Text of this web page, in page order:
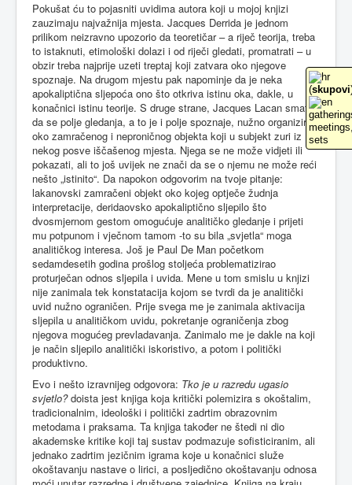
Pokušat ću to pojasniti uvidima autora koji u mojoj knjizi
zauzimaju najvažnija mjesta. Jacques Derrida je jednom
prilikom neizravno upozorio da teoretičar – a riječ teorija, treba
to istaknuti, etimološki dolazi i od riječi gledati, promatrati – u
obzir treba najprije uzeti treptaj koji zatvara oko njegove
spoznaje. Na drugom mjestu pak napominje da je neka
apokaliptična sljepoća ono što otkriva istinu oka, dakle, u
konačnici istinu teorije. S druge strane, Jacques Lacan smatra
da se polje gledanja, a to je i polje spoznaje, nužno organizira
oko zamračenog i neproničnog objekta koji u subjekt zuri iz
nekog posve iščašenog mjesta. Njega se ne može vidjeti ili
pokazati, ali to još uvijek ne znači da se o njemu ne može reći
nešto „istinito“. Da napokon odgovorim na tvoje pitanje:
lakanovski zamračeni objekt oko kojeg optječe žudnja
interpretacije, deridaovsko apokaliptično sljepilo što
dvosmjernom gestom omogućuje analitičko gledanje i prijeti
mu potpunom i vječnom tamom -to su bila „svjetla“ moga
analitičkog interesa. Još je Paul De Man početkom
sedamdesetih godina prošlog stoljeća problematizirao
proturječan odnos sljepila i uvida. Mene u tom smislu u knjizi
nije zanimala tek konstatacija kojom se tvrdi da je analitički
uvid nužno ograničen. Prije svega me je zanimala aktivacija
sljepila u analitičkom uvidu, pokretanje ograničenja zbog
njegova mogućeg prevladavanja. Zanimalo me je dakle na koji
je način sljepilo analitički iskoristivo, a potom i politički
produktivno.
Evo i nešto izravnijeg odgovora: Tko je u razredu ugasio
svjetlo?doista jest knjiga koja kritički polemizira s okoštalim,
tradicionalnim, ideološki i politički zadrtim obrazovnim
metodama i praksama. Ta knjiga također ne štedi ni dio
akademske kritike koji taj sustav podmazuje sofisticiranim, ali
jednako zadrtim jezičnim igrama koje u konačnici služe
okoštavanju nastave o lirici, a posljedično okoštavanju odnosa
(skupovi
sets